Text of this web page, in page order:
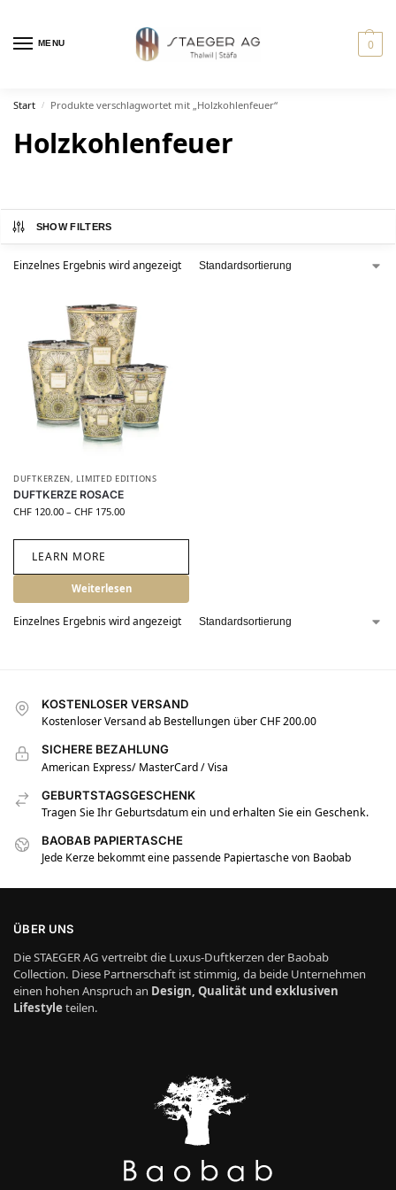
MENU 0
Start / Produkte verschlagwortet mit „Holzkohlenfeuer“
Holzkohlenfeuer
SHOW FILTERS
Einzelnes Ergebnis wird angezeigt
DUFTKERZEN, LIMITED EDITIONS
DUFTKERZE ROSACE
CHF 120.00 – CHF 175.00
LEARN MORE
Weiterlesen
Einzelnes Ergebnis wird angezeigt
KOSTENLOSER VERSAND
Kostenloser Versand ab Bestellungen über CHF 200.00
SICHERE BEZAHLUNG
American Express/ MasterCard / Visa
GEBURTSTAGSGESCHENK
Tragen Sie Ihr Geburtsdatum ein und erhalten Sie ein Geschenk.
BAOBAB PAPIERTASCHE
Jede Kerze bekommt eine passende Papiertasche von Baobab
ÜBER UNS
Die STAEGER AG vertreibt die Luxus-Duftkerzen der Baobab
Collection. Diese Partnerschaft ist stimmig, da beide Unternehmen
einen hohen Anspruch an Design, Qualität und exklusiven
Lifestyleteilen.